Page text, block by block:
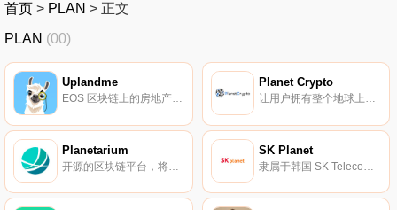
首页 > PLAN > 正文
PLAN (00)
Uplandme
EOS 区块链上的房地产交易游戏。
Planet Crypto
让用户拥有整个地球上的虚拟土地。
Planetarium SK Planet